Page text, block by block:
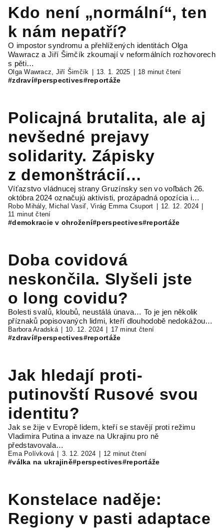
Kdo není „normální“, ten
k nám nepatří?
O impostor syndromu a přehlížených identitách Olga
Wawracz a Jiří Šimčík zkoumají v neformálních rozhovorech
s pěti…
Olga Wawracz, Jiří Šimčík 13. 1. 2025 18 minut čtení
#zdraví#perspectives#reportáže
Policajná brutalita, ale aj
nevšedné prejavy
solidarity. Zápisky
z demonštrácií
v Gruzínsku
Víťazstvo vládnucej strany Gruzínsky sen vo voľbách 26.
októbra 2024 označujú aktivisti, prozápadná opozícia i…
Robo Mihály, Michal Vasiľ, Virág Emma Csuport
12. 12. 2024
11 minut čtení
#demokracie v ohrožení#perspectives#reportáže
Doba covidová
neskončila. Slyšeli jste
o long covidu?
Bolesti svalů, kloubů, neustálá únava… To je jen několik
příznaků popisovaných lidmi, kteří dlouhodobě nedokážou…
Barbora Aradská 10. 12. 2024 17 minut čtení
#zdraví#perspectives#reportáže
Jak hledají proti-
putinovští Rusové svou
identitu?
Jak se žije v Evropě lidem, kteří se stavějí proti režimu
Vladimira Putina a invaze na Ukrajinu pro ně
představovala…
Ema Polívková 3. 12. 2024 12 minut čtení
#válka na ukrajině#perspectives#reportáže
Konstelace naděje:
Regiony v pasti adaptace